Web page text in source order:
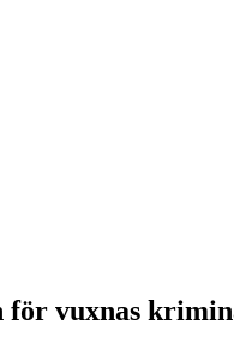
för vuxnas